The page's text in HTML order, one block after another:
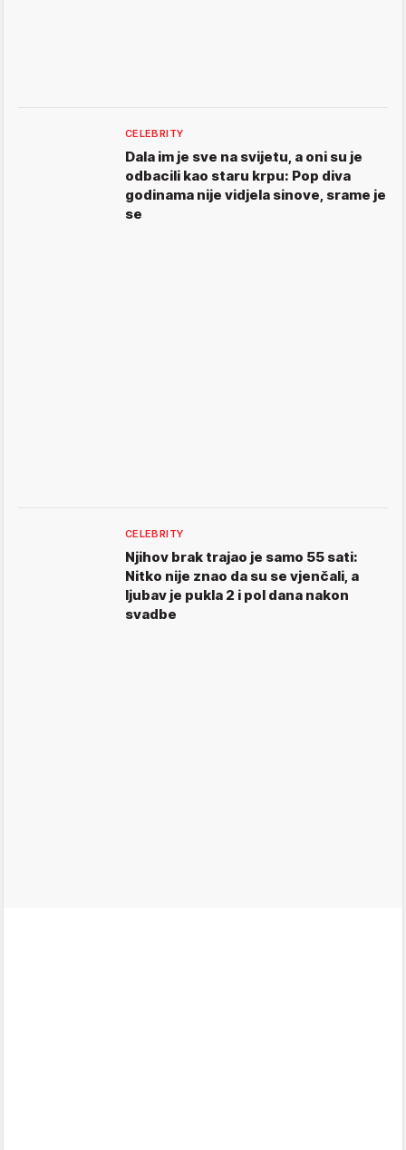
CELEBRITY
Dala im je sve na svijetu, a oni su je
odbacili kao staru krpu: Pop diva
godinama nije vidjela sinove, srame je
se
CELEBRITY
Njihov brak trajao je samo 55 sati:
Nitko nije znao da su se vjenčali, a
ljubav je pukla 2 i pol dana nakon
svadbe